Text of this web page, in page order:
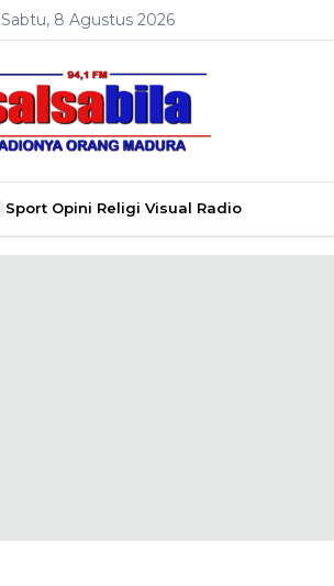
Sabtu, 8 Agustus 2026
Sport Opini Religi Visual Radio